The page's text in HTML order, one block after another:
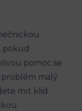
pokud
pomoc se
problém malý
mít klid